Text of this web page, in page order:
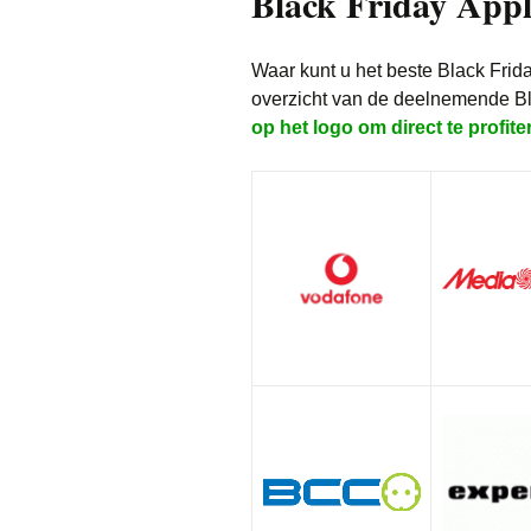
Waar kunt u het beste Black
overzicht van de deelnemende
op het logo om direct te